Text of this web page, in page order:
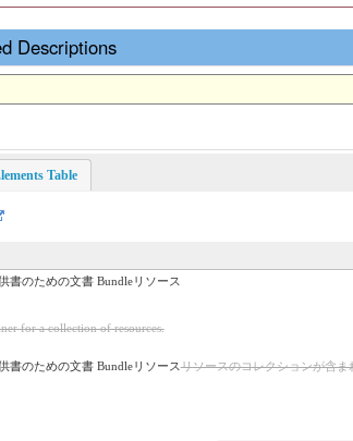
Descriptions
Table
書のための文書 Bundleリソース
for a collection of resources.
書のための文書 Bundleリソースリソースのコレクションが含ま